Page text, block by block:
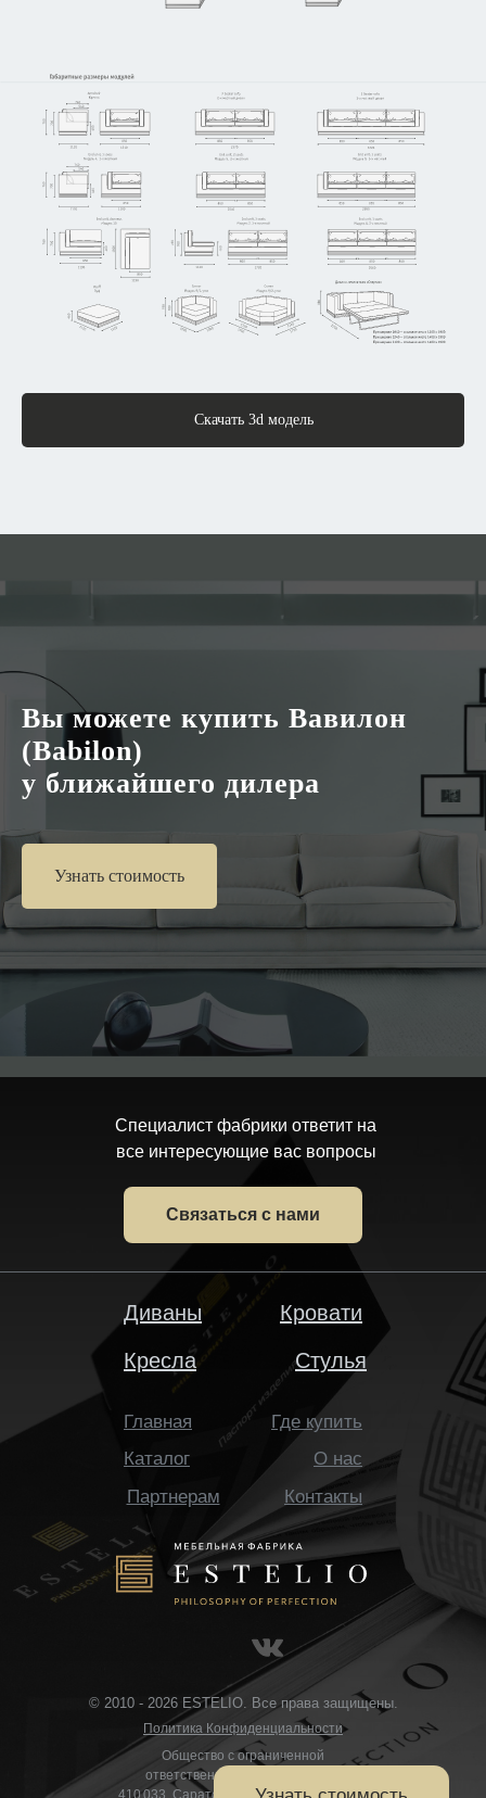
Скачать 3d модель
Вы можете купить Вавилон
(Babilon)
у ближайшего дилера
Узнать стоимость
© 2010 - 2026 ESTELIO. Все права защищены.
Специалист фабрики ответит на
все интересующие вас вопросы
Связаться с нами
Общество с ограниченной
ответственностью «ИСТЕЛИО»
410 033, Саратовская область, Саратов,
Политика Конфиденциальности
Диваны
Кресла
Кровати
Стулья
Каталог
О нас
Партнерам
Где купить
Контакты
Главная